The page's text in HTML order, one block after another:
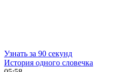
Узнать за 90 секунд
История одного словечка